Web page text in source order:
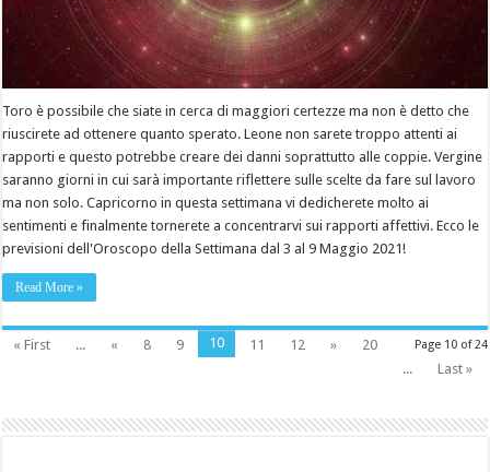
Toro è possibile che siate in cerca di maggiori certezze ma non è detto che
riuscirete ad ottenere quanto sperato. Leone non sarete troppo attenti ai
rapporti e questo potrebbe creare dei danni soprattutto alle coppie. Vergine
saranno giorni in cui sarà importante riflettere sulle scelte da fare sul lavoro
ma non solo. Capricorno in questa settimana vi dedicherete molto ai
sentimenti e finalmente tornerete a concentrarvi sui rapporti affettivi. Ecco le
previsioni dell'Oroscopo della Settimana dal 3 al 9 Maggio 2021!
Read More »
Page 10 of 24
« First ... « 8 9 10 11 12 »
20
...
Last »